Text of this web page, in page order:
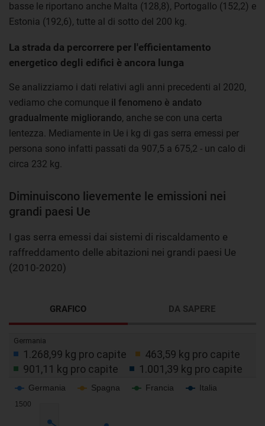
basse le riportano anche Malta (128,8), Portogallo (152,2) e
Estonia (192,6), tutte al di sotto del 200 kg.
La strada da percorrere per l'efficientamento
energetico degli edifici è ancora lunga
Se analizziamo i dati relativi agli anni precedenti al 2020,
vediamo che comunque il fenomeno è andato
gradualmente migliorando, anche se con una certa
lentezza. Mediamente in Ue i kg di gas serra emessi per
persona sono infatti passati da 907,5 a 675,2 - un calo di
circa 232 kg.
Diminuiscono lievemente le emissioni nei
grandi paesi Ue
I gas serra emessi dai sistemi di riscaldamento e
raffreddamento delle abitazioni nei grandi paesi Ue
(2010-2020)
GRAFICO DA SAPERE